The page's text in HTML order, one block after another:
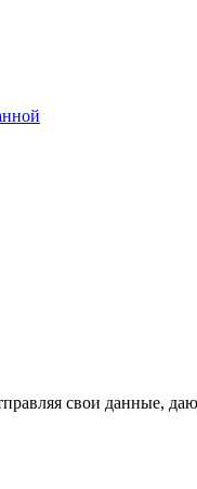
свои данные,